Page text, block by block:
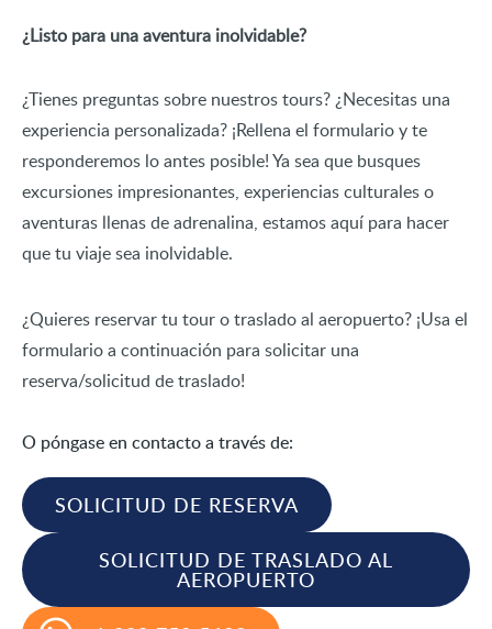
¿Listo para una aventura inolvidable?
¿Tienes preguntas sobre nuestros tours? ¿Necesitas una
experiencia personalizada? ¡Rellena el formulario y te
responderemos lo antes posible! Ya sea que busques
excursiones impresionantes, experiencias culturales o
aventuras llenas de adrenalina, estamos aquí para hacer
que tu viaje sea inolvidable.
¿Quieres reservar tu tour o traslado al aeropuerto? ¡Usa el
formulario a continuación para solicitar una
reserva/solicitud de traslado!
O póngase en contacto a través de:
SOLICITUD DE RESERVA
SOLICITUD DE TRASLADO AL
AEROPUERTO